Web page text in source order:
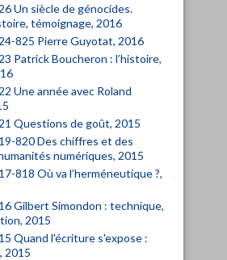
Un siècle de génocides.
témoignage, 2016
825 Pierre Guyotat, 2016
Patrick Boucheron : l’histoire,
Une année avec Roland
Questions de goût, 2015
820 Des chiffres et des
numériques, 2015
818 Où va l’herméneutique ?,
Gilbert Simondon : technique,
2015
Quand l'écriture s'expose :
2015